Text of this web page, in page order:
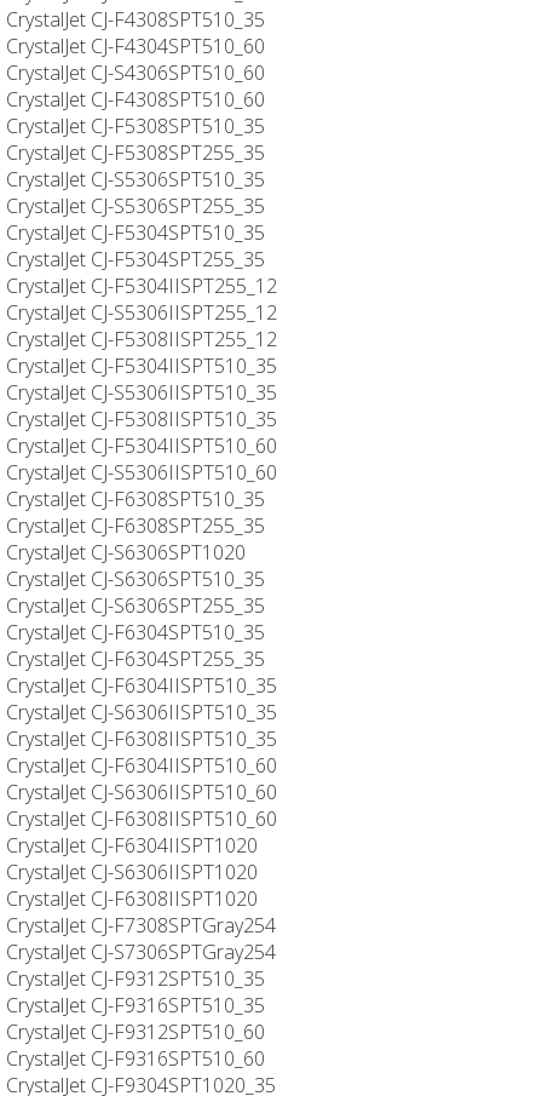
CrystalJet CJ-F4308SPT510_35
CrystalJet CJ-F4304SPT510_60
CrystalJet CJ-S4306SPT510_60
CrystalJet CJ-F4308SPT510_60
CrystalJet CJ-F5308SPT510_35
CrystalJet CJ-F5308SPT255_35
CrystalJet CJ-S5306SPT510_35
CrystalJet CJ-S5306SPT255_35
CrystalJet CJ-F5304SPT510_35
CrystalJet CJ-F5304SPT255_35
CrystalJet CJ-F5304IISPT255_12
CrystalJet CJ-S5306IISPT255_12
CrystalJet CJ-F5308IISPT255_12
CrystalJet CJ-F5304IISPT510_35
CrystalJet CJ-S5306IISPT510_35
CrystalJet CJ-F5308IISPT510_35
CrystalJet CJ-F5304IISPT510_60
CrystalJet CJ-S5306IISPT510_60
CrystalJet CJ-F6308SPT510_35
CrystalJet CJ-F6308SPT255_35
CrystalJet CJ-S6306SPT1020
CrystalJet CJ-S6306SPT510_35
CrystalJet CJ-S6306SPT255_35
CrystalJet CJ-F6304SPT510_35
CrystalJet CJ-F6304SPT255_35
CrystalJet CJ-F6304IISPT510_35
CrystalJet CJ-S6306IISPT510_35
CrystalJet CJ-F6308IISPT510_35
CrystalJet CJ-F6304IISPT510_60
CrystalJet CJ-S6306IISPT510_60
CrystalJet CJ-F6308IISPT510_60
CrystalJet CJ-F6304IISPT1020
CrystalJet CJ-S6306IISPT1020
CrystalJet CJ-F6308IISPT1020
CrystalJet CJ-F7308SPTGray254
CrystalJet CJ-S7306SPTGray254
CrystalJet CJ-F9312SPT510_35
CrystalJet CJ-F9316SPT510_35
CrystalJet CJ-F9312SPT510_60
CrystalJet CJ-F9316SPT510_60
CrystalJet CJ-F9304SPT1020_35